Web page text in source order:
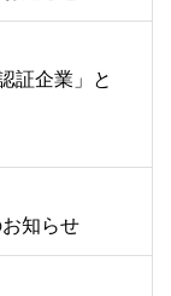
証企業」と
知らせ